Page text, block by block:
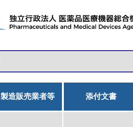
製造販売業者等 添付文書